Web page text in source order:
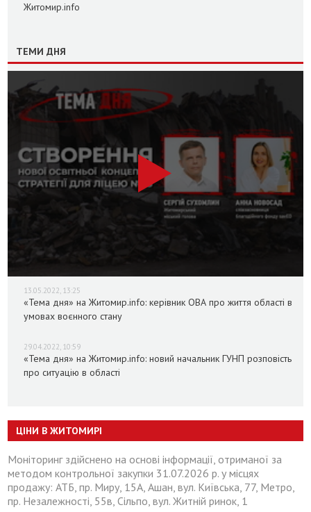
Житомир.info
ТЕМИ ДНЯ
13.05.2022, 13:25
«Тема дня» на Житомир.info: керівник ОВА про життя області в
умовах воєнного стану
29.04.2022, 10:59
«Тема дня» на Житомир.info: новий начальник ГУНП розповість
про ситуацію в області
ЦІНИ В ЖИТОМИРІ
Моніторинг здійснено на основі інформації, отриманої за
методом контрольної закупки 31.07.2026 р. у місцях
продажу: АТБ, пр. Миру, 15А, Ашан, вул. Київська, 77, Метро,
пр. Незалежності, 55в, Сільпо, вул. Житній ринок, 1